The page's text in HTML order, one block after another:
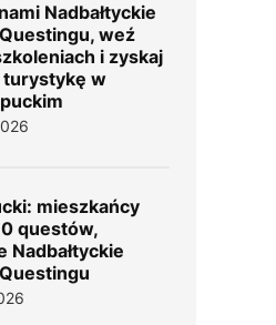
Nadbałtyckie
weź
i zyskaj
turystykę w
mieszkańcy
questów,
Nadbałtyckie